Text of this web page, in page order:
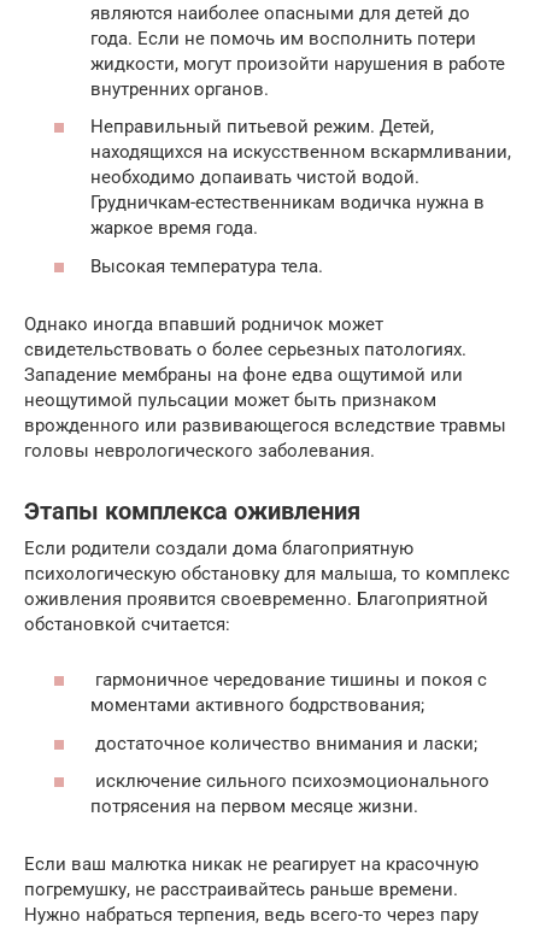
являются наиболее опасными для детей до
года. Если не помочь им восполнить потери
жидкости, могут произойти нарушения в работе
внутренних органов.
Неправильный питьевой режим. Детей,
находящихся на искусственном вскармливании,
необходимо допаивать чистой водой.
Грудничкам-естественникам водичка нужна в
жаркое время года.
Высокая температура тела.
Однако иногда впавший родничок может
свидетельствовать о более серьезных патологиях.
Западение мембраны на фоне едва ощутимой или
неощутимой пульсации может быть признаком
врожденного или развивающегося вследствие травмы
головы неврологического заболевания.
Этапы комплекса оживления
Если родители создали дома благоприятную
психологическую обстановку для малыша, то комплекс
оживления проявится своевременно. Благоприятной
обстановкой считается:
гармоничное чередование тишины и покоя с
моментами активного бодрствования;
достаточное количество внимания и ласки;
исключение сильного психоэмоционального
потрясения на первом месяце жизни.
Если ваш малютка никак не реагирует на красочную
погремушку, не расстраивайтесь раньше времени.
Нужно набраться терпения, ведь всего-то через пару